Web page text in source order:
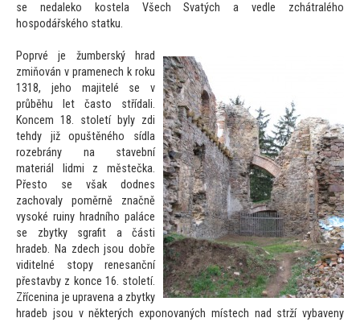
se nedaleko kostela Všech Svatých a vedle zchátralého
hospodářského statku.
Poprvé je žumberský hrad
zmiňován v pramenech k roku
1318, jeho majitelé se v
průběhu let často střídali.
Koncem 18. století byly zdi
tehdy již opuštěného sídla
rozebrány na stavební
materiál lidmi z městečka.
Přesto se však dodnes
zachovaly poměrně značně
vysoké ruiny hradního paláce
se zbytky sgrafit a části
hradeb. Na zdech jsou dobře
viditelné stopy renesanční
přestavby z konce 16. století.
Zřícenina je upravena a zbytky
hradeb jsou v některých exponovaných místech nad strží vybaveny